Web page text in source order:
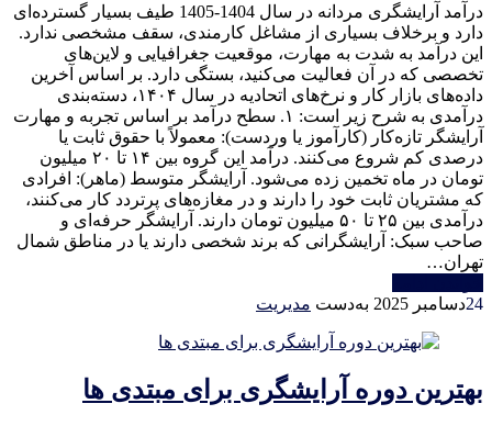
درآمد آرایشگری مردانه در سال 1404-1405 طیف بسیار گسترده‌ای
دارد و برخلاف بسیاری از مشاغل کارمندی، سقف مشخصی ندارد.
این درآمد به شدت به مهارت، موقعیت جغرافیایی و لاین‌های
تخصصی که در آن فعالیت می‌کنید، بستگی دارد. بر اساس آخرین
داده‌های بازار کار و نرخ‌های اتحادیه در سال ۱۴۰۴، دسته‌بندی
درآمدی به شرح زیر است: ۱. سطح درآمد بر اساس تجربه و مهارت
آرایشگر تازه‌کار (کارآموز یا وردست): معمولاً با حقوق ثابت یا
درصدی کم شروع می‌کنند. درآمد این گروه بین ۱۴ تا ۲۰ میلیون
تومان در ماه تخمین زده می‌شود. آرایشگر متوسط (ماهر): افرادی
که مشتریان ثابت خود را دارند و در مغازه‌های پرتردد کار می‌کنند،
درآمدی بین ۲۵ تا ۵۰ میلیون تومان دارند. آرایشگر حرفه‌ای و
صاحب سبک: آرایشگرانی که برند شخصی دارند یا در مناطق شمال
تهران…
24دسامبر 2025 به‌دست مدیریت
بهترین دوره آرایشگری برای مبتدی ها